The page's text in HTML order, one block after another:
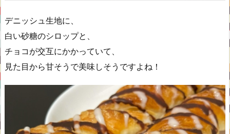
デニッシュ生地に、
白い砂糖のシロップと、
チョコが交互にかかっていて、
見た目から甘そうで美味しそうですよね！